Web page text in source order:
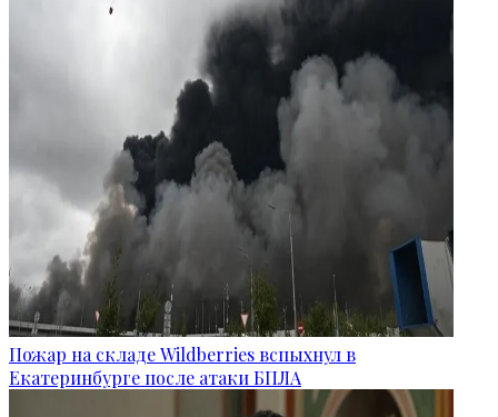
Пожар на складе Wildberries вспыхнул в
Екатеринбурге после атаки БПЛА